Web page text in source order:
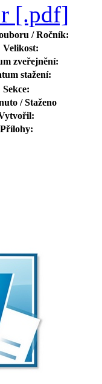
[.pdf]
/ Ročník:
Velikost:
zveřejnění:
stažení:
Sekce:
/ Staženo
Přílohy: